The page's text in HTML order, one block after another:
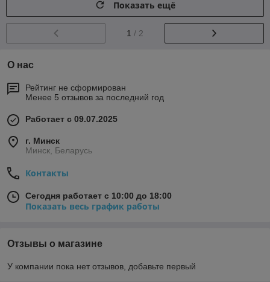
Показать ещё
1 / 2
О нас
Рейтинг не сформирован
Менее 5 отзывов за последний год
Работает с 09.07.2025
г. Минск
Минск, Беларусь
Контакты
Сегодня работает с 10:00 до 18:00
Показать весь график работы
Отзывы о магазине
У компании пока нет отзывов, добавьте первый